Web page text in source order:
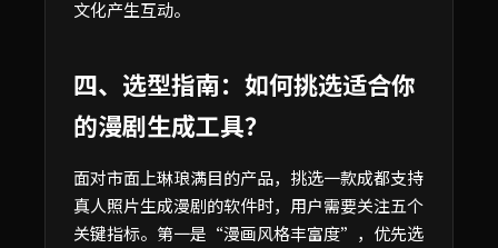
文化产生互动。
四、选型指南：如何挑选适合你
的漫剧生成工具？
面对市面上琳琅满目的产品，挑选一款成都支持
真人照片生成漫剧的软件时，用户需要关注五个
关键指标。第一是“漫画风格丰富度”，优先选